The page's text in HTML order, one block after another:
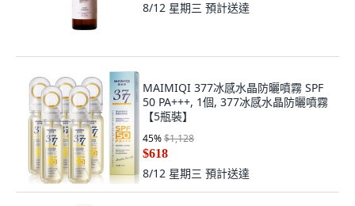
50 PA+++, 1個, 377冰感水晶防曬噴霧
【5瓶裝】
45%$1,128
$618
8/12 星期三